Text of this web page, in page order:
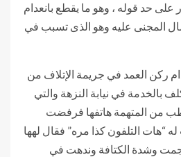
على حد قوله ، وهو ما يقطع بانعدام
المجنى عليه وهو الذى تسبب في
ركن العمد في جريمة الإتلاف من
بالخدمة في نيابة النزهة والتي
طب من المتهمة هاتفها فرفضت
له “هات التلفون كذا مره” فقال لهها
وشدة الكتافة وندهت في